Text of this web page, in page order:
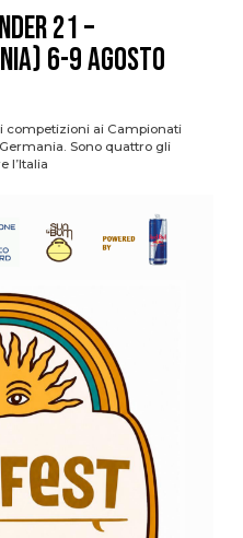
21 –
6-9 agosto
competizioni ai Campionati
Sono quattro gli
l’Italia